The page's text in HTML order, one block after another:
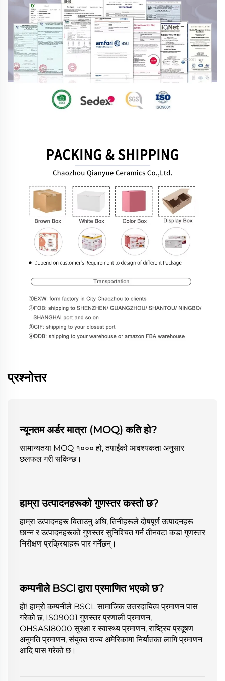
प्रश्नोत्तर
न्यूनतम अर्डर मात्रा (MOQ) कति हो?
सामान्यतया MOQ १००० हो, तपाईंको आवश्यकता अनुसार
छलफल गरी सकिन्छ।
हाम्रा उत्पादनहरूको गुणस्तर कस्तो छ?
हाम्रा उत्पादनहरू बिताउनु अघि, तिनीहरूले दोषपूर्ण उत्पादनहरू
छान्न र उत्पादनहरूको गुणस्तर सुनिश्चित गर्न तीनवटा कडा गुणस्तर
निरीक्षण प्रक्रियाहरू पार गर्नेछन्।
कम्पनीले BSCl द्वारा प्रमाणित भएको छ?
हो! हाम्रो कम्पनीले BSCL सामाजिक उत्तरदायित्व प्रमाणन पास
गरेको छ, IS09001 गुणस्तर प्रणाली प्रमाणन,
OHSASI8000 सुरक्षा र स्वास्थ्य प्रमाणन, राष्ट्रिय प्रदूषण
अनुमति प्रमाणन, संयुक्त राज्य अमेरिकामा निर्यातका लागि प्रमाणन
आदि पास गरेको छ।